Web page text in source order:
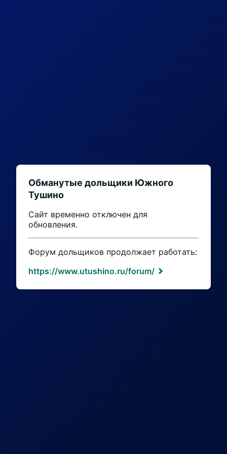
Обманутые дольщики Южного
Тушино
Сайт временно отключен для
обновления.
Форум дольщиков продолжает работать:
https://www.utushino.ru/forum/